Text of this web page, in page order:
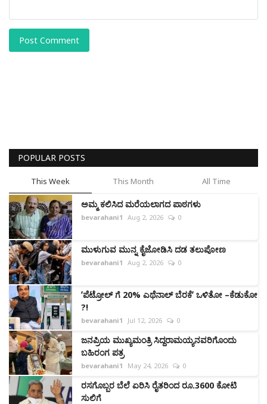
Post Comment
POPULAR POSTS
This Week This Month All Time
ಅಮ್ಮ ಕಲಿಸಿದ ಮರೆಯಲಾಗದ ಪಾಠಗಳು
bevarahani1 Aug 2, 2026 0
ಮುಳುಗುವ ಮುನ್ನ ಕೈಜೋಡಿಸಿ ದಡ ತಲುಪೋಣ
bevarahani1 Aug 2, 2026 0
ʼಪೆಟ್ರೋಲ್‌ ಗೆ 20% ಎಥೆನಾಲ್ ಬೆರಕೆʼ ಒಳಿತೋ –ಕೆಡುಕೋ
?!
bevarahani1 Jul 12, 2026 0
ಜನಪ್ರಿಯ ಮುಖ್ಯಮಂತ್ರಿ ಸಿದ್ದರಾಮಯ್ಯನವರಿಗೊಂದು
ಬಹಿರಂಗ ಪತ್ರ
bevarahani1 May 24, 2026 0
ರಸಗೊಬ್ಬರ ಬೆಲೆ ಏರಿಸಿ ರೈತರಿಂದ ರೂ.3600 ಕೋಟಿ
ಸುಲಿಗೆ